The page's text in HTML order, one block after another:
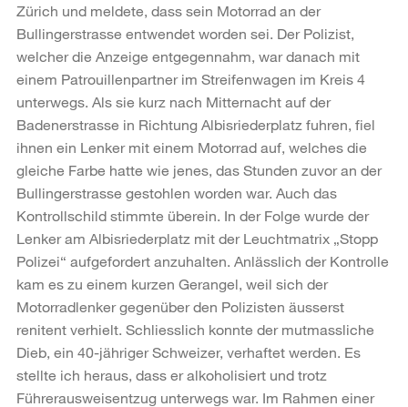
Zürich und meldete, dass sein Motorrad an der
Bullingerstrasse entwendet worden sei. Der Polizist,
welcher die Anzeige entgegennahm, war danach mit
einem Patrouillenpartner im Streifenwagen im Kreis 4
unterwegs. Als sie kurz nach Mitternacht auf der
Badenerstrasse in Richtung Albisriederplatz fuhren, fiel
ihnen ein Lenker mit einem Motorrad auf, welches die
gleiche Farbe hatte wie jenes, das Stunden zuvor an der
Bullingerstrasse gestohlen worden war. Auch das
Kontrollschild stimmte überein. In der Folge wurde der
Lenker am Albisriederplatz mit der Leuchtmatrix „Stopp
Polizei“ aufgefordert anzuhalten. Anlässlich der Kontrolle
kam es zu einem kurzen Gerangel, weil sich der
Motorradlenker gegenüber den Polizisten äusserst
renitent verhielt. Schliesslich konnte der mutmassliche
Dieb, ein 40-jähriger Schweizer, verhaftet werden. Es
stellte ich heraus, dass er alkoholisiert und trotz
Führerausweisentzug unterwegs war. Im Rahmen einer